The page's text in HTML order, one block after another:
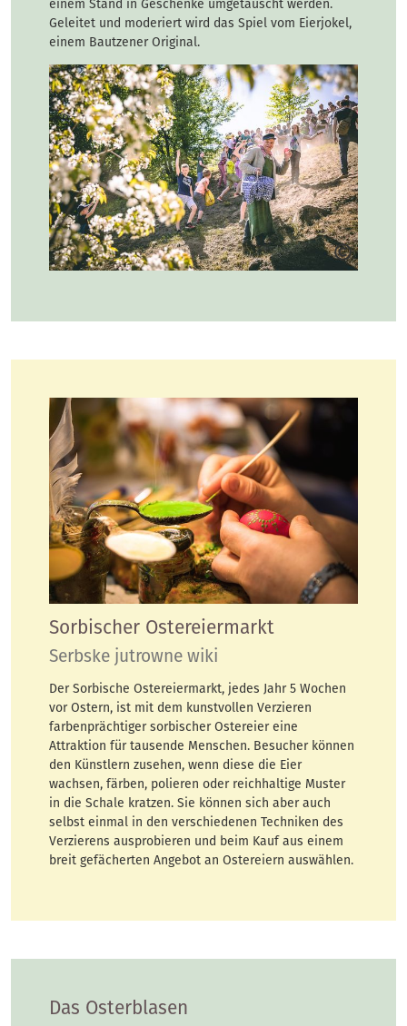
einem Stand in Geschenke umgetauscht werden.
Geleitet und moderiert wird das Spiel vom Eierjokel,
einem Bautzener Original.
Sorbischer Ostereiermarkt
Serbske jutrowne wiki
Der Sorbische Ostereiermarkt, jedes Jahr 5 Wochen
vor Ostern, ist mit dem kunstvollen Verzieren
farbenprächtiger sorbischer Ostereier eine
Attraktion für tausende Menschen. Besucher können
den Künstlern zusehen, wenn diese die Eier
wachsen, färben, polieren oder reichhaltige Muster
in die Schale kratzen. Sie können sich aber auch
selbst einmal in den verschiedenen Techniken des
Verzierens ausprobieren und beim Kauf aus einem
breit gefächerten Angebot an Ostereiern auswählen.
Das Osterblasen